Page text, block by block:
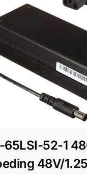
65LSI-52-1
48V/